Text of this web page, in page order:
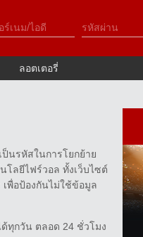
ลอตเตอรี่
นรหัสในการโยกย้าย
โลยีไฟร์วอล ทั้งเว็บไซต์
พื่อป้องกันไม่ใช้ข้อมูล
ด้ทุกวัน ตลอด 24 ชั่วโมง